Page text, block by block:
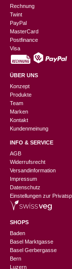
Rechnung
Twint
PayPal
MasterCard
Postfinance
Visa
ÜBER UNS
Konzept
Produkte
Team
Marken
Kontakt
Kundenmeinung
INFO & SERVICE
AGB
Widerrufsrecht
Versandinformation
Impressum
Datenschutz
Einstellungen zur
SHOPS
Baden
Basel Marktgasse
Basel Gerbergasse
Bern
Luzern